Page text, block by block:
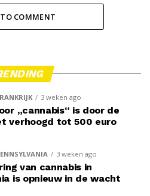
TO COMMENT
3 weken ago
„cannabis“ is door de
verhoogd tot 500 euro
3 weken ago
van cannabis in
is opnieuw in de wacht